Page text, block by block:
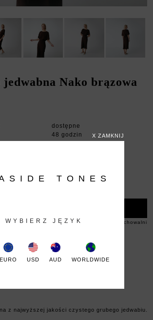
jedwabna Nako brązowa
dostępne
48 godzin
dodaj do przechowalni
z najwyższej jakości czystego grubego jedwabiu.
X ZAMKNIJ
TONES
WYBIERZ JĘZYK
EURO USD AUD WORLDWIDE